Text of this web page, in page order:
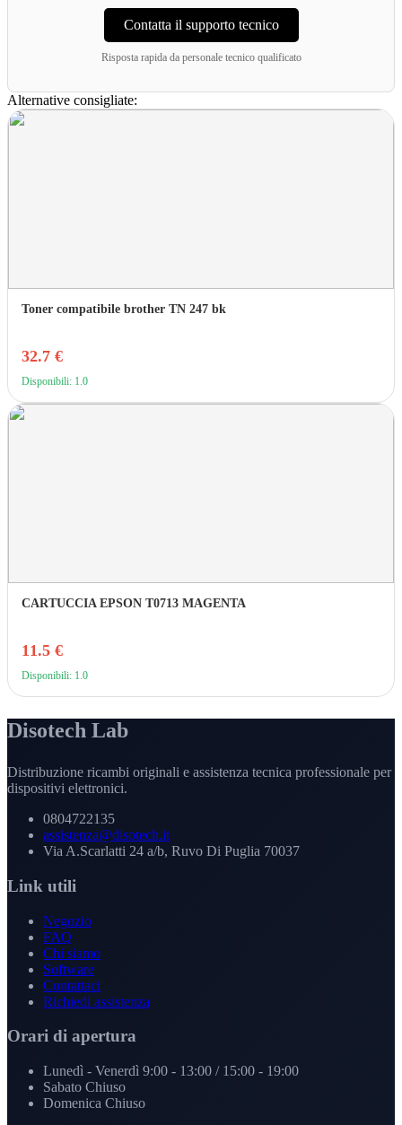
Contatta il supporto tecnico
Risposta rapida da personale tecnico qualificato
Alternative consigliate:
Toner compatibile brother TN 247 bk
32.7 €
Disponibili: 1.0
CARTUCCIA EPSON T0713 MAGENTA
11.5 €
Disponibili: 1.0
Disotech Lab
Distribuzione ricambi originali e assistenza tecnica professionale per
dispositivi elettronici.
0804722135
assistenza@disotech.it
Via A.Scarlatti 24 a/b, Ruvo Di Puglia 70037
Link utili
Negozio
FAQ
Chi siamo
Software
Contattaci
Richiedi assistenza
Orari di apertura
Lunedì - Venerdì 9:00 - 13:00 / 15:00 - 19:00
Sabato Chiuso
Domenica Chiuso